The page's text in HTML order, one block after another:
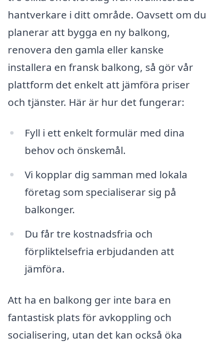
hantverkare i ditt område. Oavsett om du
planerar att bygga en ny balkong,
renovera den gamla eller kanske
installera en fransk balkong, så gör vår
plattform det enkelt att jämföra priser
och tjänster. Här är hur det fungerar:
Fyll i ett enkelt formulär med dina
behov och önskemål.
Vi kopplar dig samman med lokala
företag som specialiserar sig på
balkonger.
Du får tre kostnadsfria och
förpliktelsefria erbjudanden att
jämföra.
Att ha en balkong ger inte bara en
fantastisk plats för avkoppling och
socialisering, utan det kan också öka